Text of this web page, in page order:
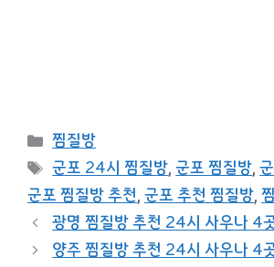
카
테
고
리
찜질방
태
그
군포 24시 찜질방,군포 찜질방,
군포 찜질방 추천, 군포 추천 찜질방,
광명 찜질방 추천 24시 사우나 4
양주 찜질방 추천 24시 사우나 4